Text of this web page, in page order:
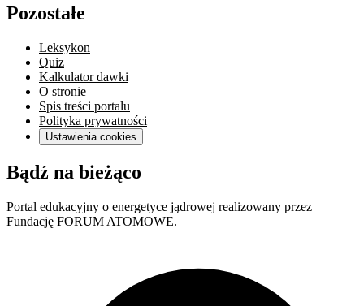
Pozostałe
Leksykon
Quiz
Kalkulator dawki
O stronie
Spis treści portalu
Polityka prywatności
Ustawienia cookies
Bądź na bieżąco
Portal edukacyjny o energetyce jądrowej realizowany przez
Fundację FORUM ATOMOWE.